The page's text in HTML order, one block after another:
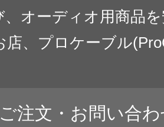
、オーディオ用商品
店、プロケーブル
ご注文・お問い合